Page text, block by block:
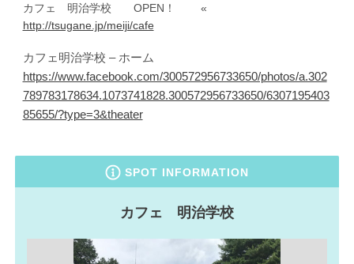
カフェ 明治学校 OPEN！ «
http://tsugane.jp/meiji/cafe
カフェ明治学校 – ホーム
https://www.facebook.com/300572956733650/photos/a.302
789783178634.1073741828.300572956733650/6307195403
85655/?type=3&theater
SPOT INFORMATION
カフェ 明治学校